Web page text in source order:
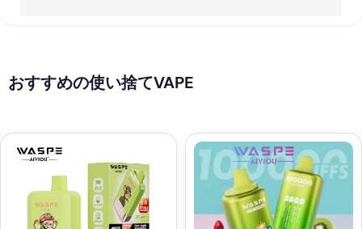
おすすめの使い捨てVAPE